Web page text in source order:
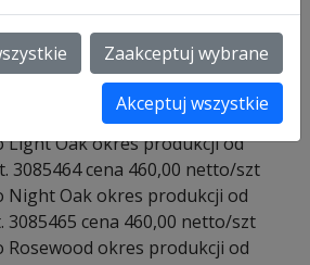
preferowanego art. 4013456
Golden Oak art. 3081972 cena
Dark Oak okres produkcji od 2008-
cena 460,00 netto/szt
Light Oak okres produkcji od
3085464 cena 460,00 netto/szt
Night Oak okres produkcji od
3085465 cena 460,00 netto/szt
Rosewood okres produkcji od
Zaakceptuj wybrane
Akceptuj wszystkie